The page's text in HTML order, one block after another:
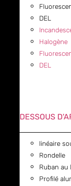
DEL
Halogène
DEL
DESSOUS
linéaire
Rondelle
Ruban au
Profilé